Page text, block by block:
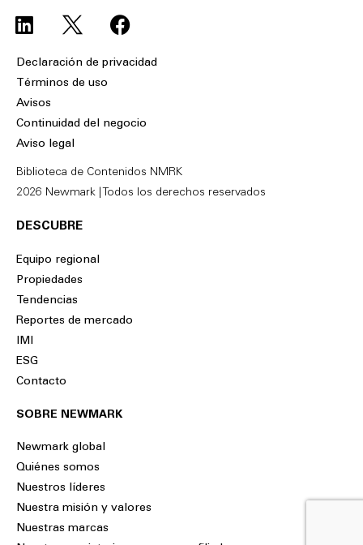
L
i
n
k
e
d
F
a
o
Declaración de privacidad
Términos de uso
Avisos
Continuidad del negocio
Aviso legal
Biblioteca de Contenidos NMRK
2026 Newmark | Todos los derechos reservados
DESCUBRE
Equipo regional
Propiedades
Tendencias
Reportes de mercado
IMI
ESG
Contacto
SOBRE NEWMARK
Newmark global
Quiénes somos
Nuestros líderes
Nuestra misión y valores
Nuestras marcas